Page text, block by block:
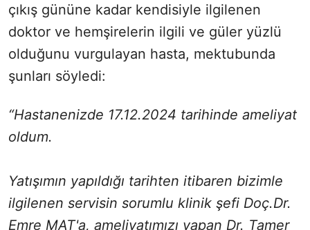
çıkış gününe kadar kendisiyle ilgilenen
doktor ve hemşirelerin ilgili ve güler yüzlü
olduğunu vurgulayan hasta, mektubunda
şunları söyledi:
“Hastanenizde 17.12.2024 tarihinde ameliyat
oldum.
Yatışımın yapıldığı tarihten itibaren bizimle
ilgilenen servisin sorumlu klinik şefi Doç.Dr.
Emre MAT'a, ameliyatımızı yapan Dr. Tamer